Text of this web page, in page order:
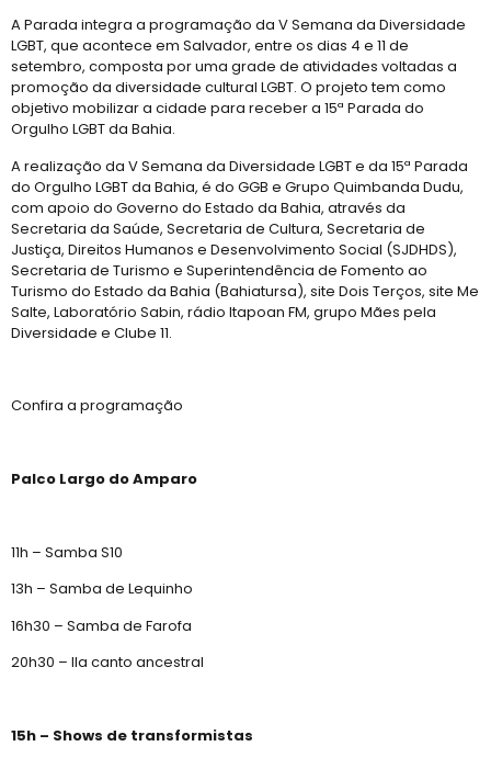
A Parada integra a programação da V Semana da Diversidade
LGBT, que acontece em Salvador, entre os dias 4 e 11 de
setembro, composta por uma grade de atividades voltadas a
promoção da diversidade cultural LGBT. O projeto tem como
objetivo mobilizar a cidade para receber a 15ª Parada do
Orgulho LGBT da Bahia.
A realização da V Semana da Diversidade LGBT e da 15ª Parada
do Orgulho LGBT da Bahia, é do GGB e Grupo Quimbanda Dudu,
com apoio do Governo do Estado da Bahia, através da
Secretaria da Saúde, Secretaria de Cultura, Secretaria de
Justiça, Direitos Humanos e Desenvolvimento Social (SJDHDS),
Secretaria de Turismo e Superintendência de Fomento ao
Turismo do Estado da Bahia (Bahiatursa), site Dois Terços, site Me
Salte, Laboratório Sabin, rádio Itapoan FM, grupo Mães pela
Diversidade e Clube 11.
Confira a programação
Palco Largo do Amparo
11h – Samba S10
13h – Samba de Lequinho
16h30 – Samba de Farofa
20h30 – Ila canto ancestral
15h – Shows de transformistas